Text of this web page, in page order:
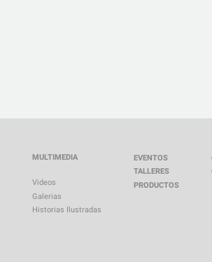
MULTIMEDIA
Videos
Galerias
Historias Ilustradas
EVENTOS
TALLERES
PRODUCTOS